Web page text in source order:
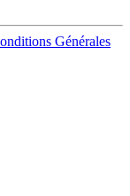
Générales